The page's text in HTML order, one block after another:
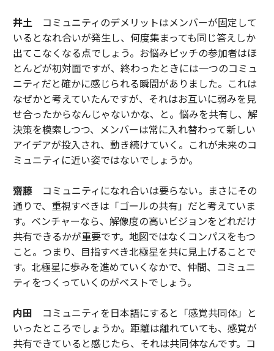
井土コミュニティのデメリットはメンバーが固定して
いるとなれ合いが発生し、何度集まっても同じ答えしか
出てこなくなる点でしょう。お悩みピッチの参加者はほ
とんどが初対面ですが、終わったときには一つのコミュ
ニティだと確かに感じられる瞬間がありました。これは
なぜかと考えていたんですが、それはお互いに弱みを見
せ合ったからなんじゃないかな、と。悩みを共有し、解
決策を模索しつつ、メンバーは常に入れ替わって新しい
アイデアが投入され、動き続けていく。これが未来のコ
ミュニティに近い姿ではないでしょうか。
齋藤コミュニティになれ合いは要らない。まさにその
通りで、重視すべきは「ゴールの共有」だと考えていま
す。ベンチャーなら、解像度の高いビジョンをどれだけ
共有できるかが重要です。地図ではなくコンパスをもつ
こと。つまり、目指すべき北極星を共に見上げることで
す。北極星に歩みを進めていくなかで、仲間、コミュニ
ティをつくっていくのがベストでしょう。
内田 コミュニティを日本語にすると「感覚共同体」と
いったところでしょうか。距離は離れていても、感覚が
共有できていると感じたら、それは共同体なんです。コ